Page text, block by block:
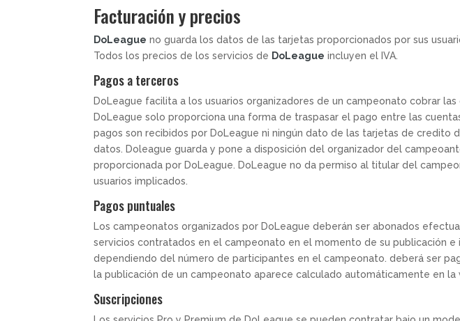
Facturación y precios
DoLeague no guarda los datos de las tarjetas proporcionados por sus
Todos los precios de los servicios de DoLeague incluyen el IVA.
Pagos a terceros
DoLeague facilita a los usuarios organizadores de un campeonato cobrar
DoLeague solo proporciona una forma de traspasar el pago entre las
pagos son recibidos por DoLeague ni ningún dato de las tarjetas de
datos. Doleague guarda y pone a disposición del organizador del
proporcionada por DoLeague. DoLeague no da permiso al titular del
usuarios implicados.
Pagos puntuales
Los campeonatos organizados por DoLeague deberán ser abonados
servicios contratados en el campeonato en el momento de su publicación
dependiendo del número de participantes en el campeonato. deberá ser
la publicación de un campeonato aparece calculado automáticamente en
Suscripciones